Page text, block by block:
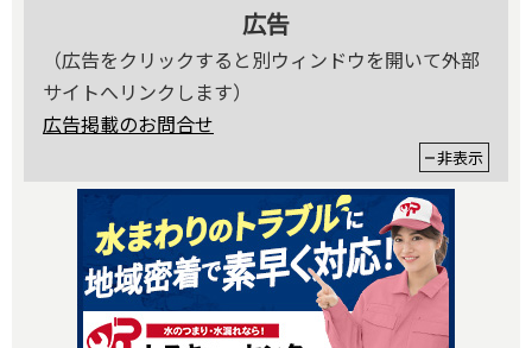
広告
（広告をクリックすると別ウィンドウを開いて外部
サイトへリンクします）
広告掲載のお問合せ
非表示